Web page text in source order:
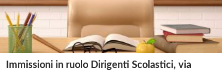
Immissioni in ruolo Dirigenti Scolastici, via